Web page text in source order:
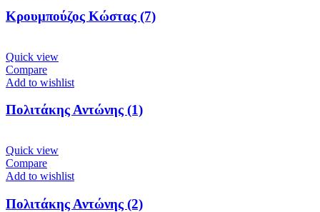
Κρουμπούζος Κώστας (7)
Quick view
Compare
Add to wishlist
Πολιτάκης Αντώνης (1)
Quick view
Compare
Add to wishlist
Πολιτάκης Αντώνης (2)